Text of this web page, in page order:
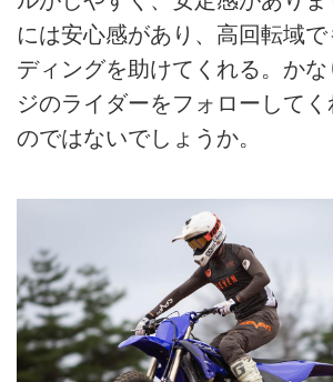
には安心感があり、高回転域で
ディングを助けてくれる。か
ジのライダーをフォローして
のではないでしょうか。